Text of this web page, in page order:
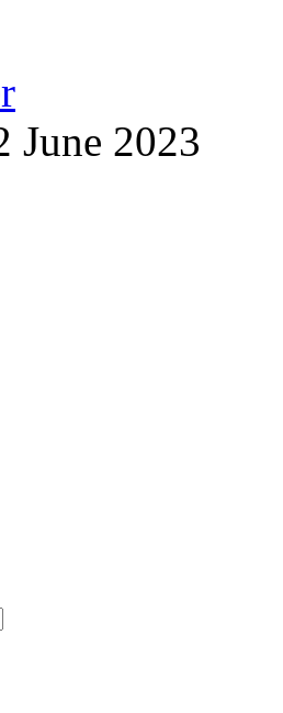
June 2023